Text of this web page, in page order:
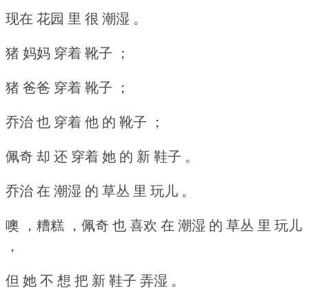
现在 花园 里 很 潮湿 。
猪 妈妈 穿着 靴子 ；
猪 爸爸 穿着 靴子 ；
乔治 也 穿着 他 的 靴子 ；
佩奇 却 还 穿着 她 的 新 鞋子 。
乔治 在 潮湿 的 草丛 里 玩儿 。
噢 ，糟糕 ，佩奇 也 喜欢 在 潮湿 的 草丛 里 玩儿
，
但 她 不 想 把 新 鞋子 弄湿 。